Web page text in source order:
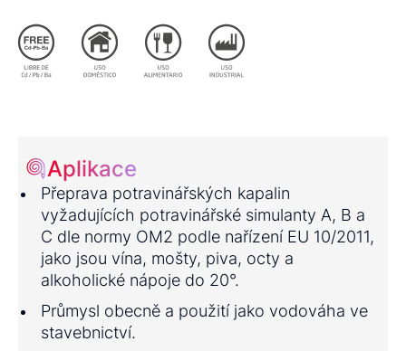
Aplikace
Přeprava potravinářských kapalin
vyžadujících potravinářské simulanty A, B a
C dle normy OM2 podle nařízení EU 10/2011,
jako jsou vína, mošty, piva, octy a
alkoholické nápoje do 20°.
Průmysl obecně a použití jako vodováha ve
stavebnictví.